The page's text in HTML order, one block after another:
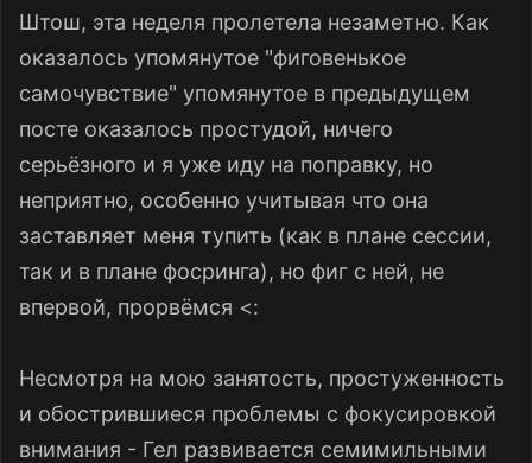
Штош, эта неделя пролетела незаметно. Как
оказалось упомянутое "фиговенькое
самочувствие" упомянутое в предыдущем
посте оказалось простудой, ничего
серьёзного и я уже иду на поправку, но
неприятно, особенно учитывая что она
заставляет меня тупить (как в плане сессии,
так и в плане фосринга), но фиг с ней, не
впервой, прорвёмся <:
Несмотря на мою занятость, простуженность
и обострившиеся проблемы с фокусировкой
внимания - Гел развивается семимильными